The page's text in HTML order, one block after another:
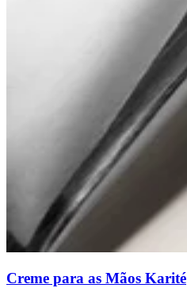
Creme para as Mãos Karité